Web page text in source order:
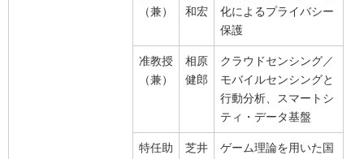
（兼）
和宏
化によるプライバシー
保護
准教授
（兼）
相原
健郎
クラウドセンシング／
モバイルセンシングと
行動分析、スマートシ
ティ・データ基盤
特任助
芝井
ゲーム理論を用いた国